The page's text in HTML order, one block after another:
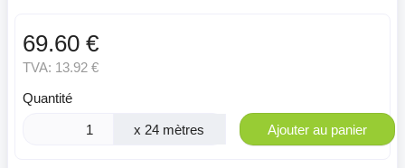
69.60 €
TVA: 13.92 €
Quantité
x 24 mètres Ajouter au panier